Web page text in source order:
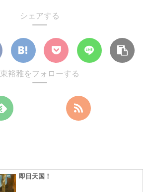
シェアする
東裕雅をフォローする
即日天国！